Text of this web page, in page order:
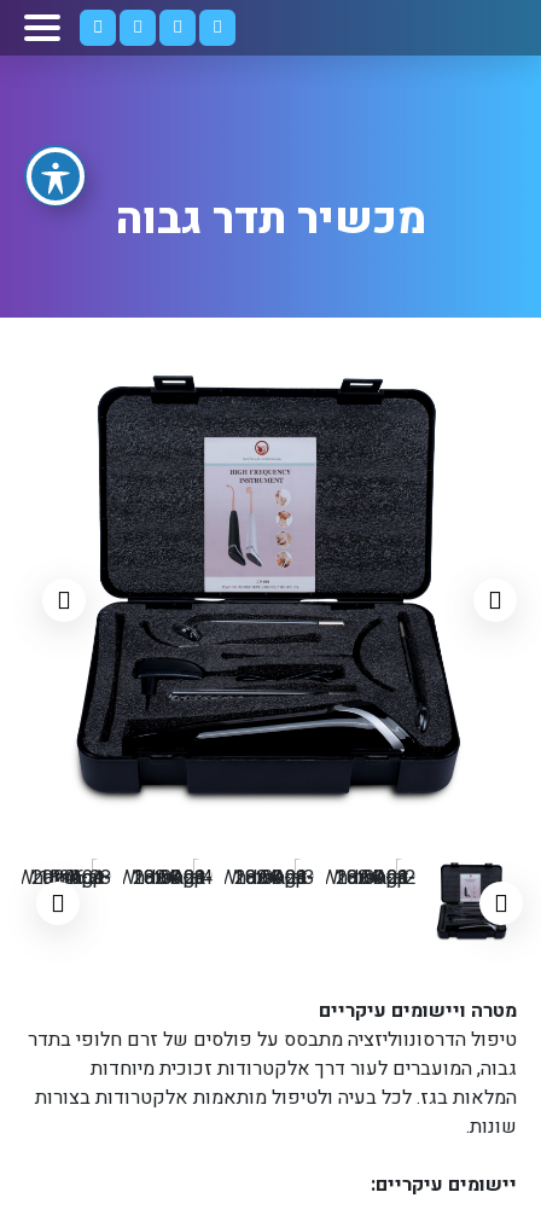
מכשיר תדר גבוה
מטרה ויישומים עיקריים
טיפול הדרסונווליזציה מתבסס על פולסים של זרם חלופי בתדר
גבוה, המועברים לעור דרך אלקטרודות זכוכית מיוחדות
המלאות בגז. לכל בעיה ולטיפול מותאמות אלקטרודות בצורות
שונות.
יישומים עיקריים: